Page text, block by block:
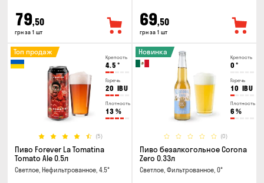
79,50
грн за 1 шт
69,50
грн за 1 шт
Крепость
4.5 °
Горечь
20 IBU
Плотность
13 %
(5)
Топ продаж
Пиво Forever La Tomatina
Tomato Ale 0.5л
Светлое, Нефильтрованное, 4.5°
Крепость
0 °
Горечь
10 IBU
Плотность
6 %
(0)
Новинка
Пиво безалкогольное Corona
Zero 0.33л
Светлое, Фильтрованное, 0°